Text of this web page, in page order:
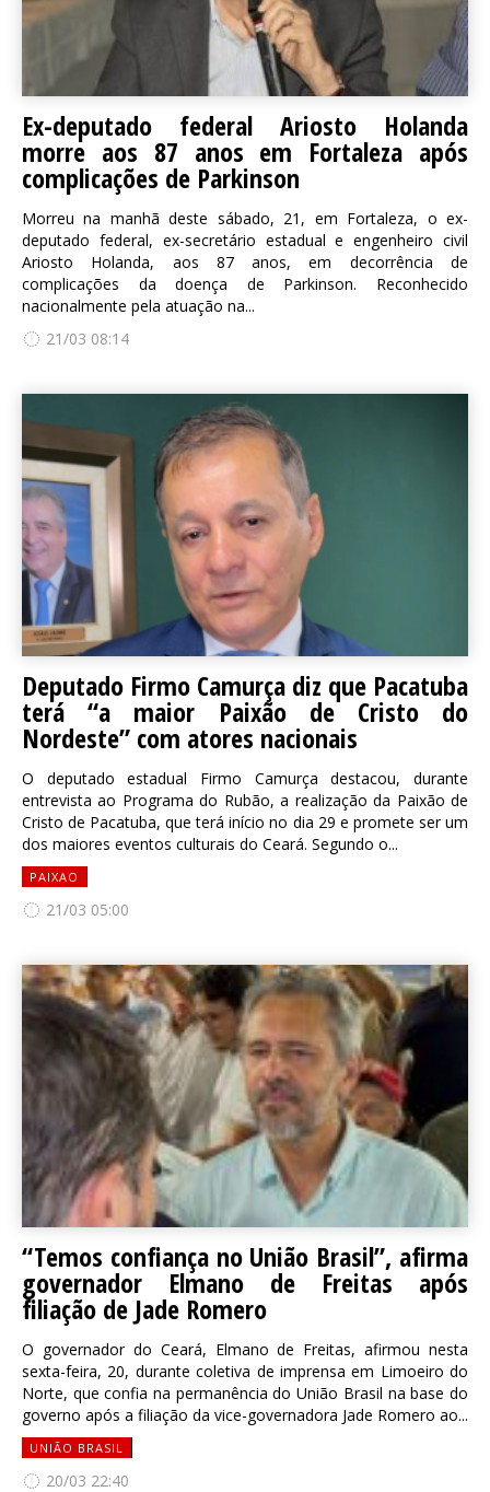
Ex-deputado federal Ariosto Holanda
morre aos 87 anos em Fortaleza após
complicações de Parkinson
Morreu na manhã deste sábado, 21, em Fortaleza, o ex-
deputado federal, ex-secretário estadual e engenheiro civil
Ariosto Holanda, aos 87 anos, em decorrência de
complicações da doença de Parkinson. Reconhecido
nacionalmente pela atuação na...
21/03 08:14
Deputado Firmo Camurça diz que Pacatuba
terá “a maior Paixão de Cristo do
Nordeste” com atores nacionais
O deputado estadual Firmo Camurça destacou, durante
entrevista ao Programa do Rubão, a realização da Paixão de
Cristo de Pacatuba, que terá início no dia 29 e promete ser um
dos maiores eventos culturais do Ceará. Segundo o...
PAIXAO
21/03 05:00
“Temos confiança no União Brasil”, afirma
governador Elmano de Freitas após
filiação de Jade Romero
O governador do Ceará, Elmano de Freitas, afirmou nesta
sexta-feira, 20, durante coletiva de imprensa em Limoeiro do
Norte, que confia na permanência do União Brasil na base do
governo após a filiação da vice-governadora Jade Romero ao...
UNIÃO BRASIL
20/03 22:40